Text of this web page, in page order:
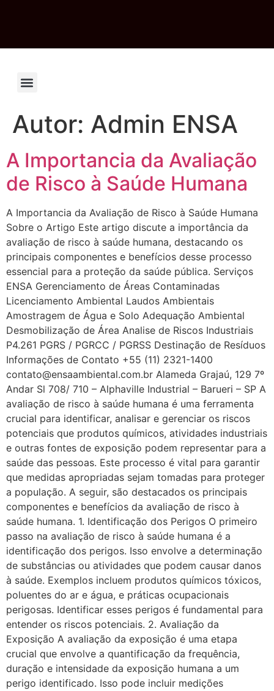
Autor: Admin ENSA
A Importancia da Avaliação
de Risco à Saúde Humana
A Importancia da Avaliação de Risco à Saúde Humana
Sobre o Artigo Este artigo discute a importância da
avaliação de risco à saúde humana, destacando os
principais componentes e benefícios desse processo
essencial para a proteção da saúde pública. Serviços
ENSA Gerenciamento de Áreas Contaminadas
Licenciamento Ambiental Laudos Ambientais
Amostragem de Água e Solo Adequação Ambiental
Desmobilização de Área Analise de Riscos Industriais
P4.261 PGRS / PGRCC / PGRSS Destinação de Resíduos
Informações de Contato +55 (11) 2321-1400
contato@ensaambiental.com.br Alameda Grajaú, 129 7º
Andar Sl 708/ 710 – Alphaville Industrial – Barueri – SP A
avaliação de risco à saúde humana é uma ferramenta
crucial para identificar, analisar e gerenciar os riscos
potenciais que produtos químicos, atividades industriais
e outras fontes de exposição podem representar para a
saúde das pessoas. Este processo é vital para garantir
que medidas apropriadas sejam tomadas para proteger
a população. A seguir, são destacados os principais
componentes e benefícios da avaliação de risco à
saúde humana. 1. Identificação dos Perigos O primeiro
passo na avaliação de risco à saúde humana é a
identificação dos perigos. Isso envolve a determinação
de substâncias ou atividades que podem causar danos
à saúde. Exemplos incluem produtos químicos tóxicos,
poluentes do ar e água, e práticas ocupacionais
perigosas. Identificar esses perigos é fundamental para
entender os riscos potenciais. 2. Avaliação da
Exposição A avaliação da exposição é uma etapa
crucial que envolve a quantificação da frequência,
duração e intensidade da exposição humana a um
perigo identificado. Isso pode incluir medições